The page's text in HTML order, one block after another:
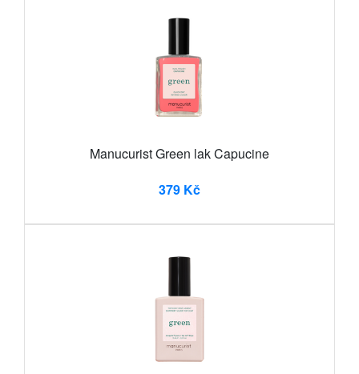
Manucurist Green lak Capucine
379 Kč